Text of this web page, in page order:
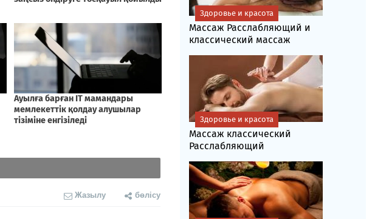
Жазылу бөлісу
Массаж Расслабляющий и
классический массаж
Здоровье и красота
Массаж классический
Расслабляющий
Здоровье и красота